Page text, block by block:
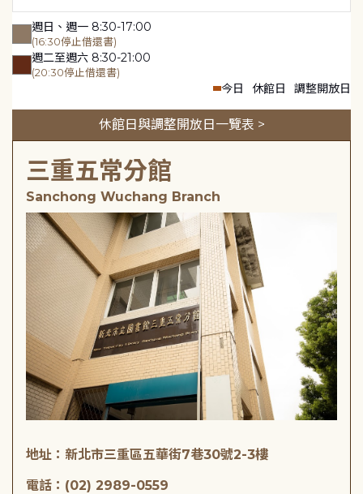
週日、週一 8:30-17:00
(16:30停止借還書)
週二至週六 8:30-21:00
(20:30停止借還書)
今日 休館日 調整開放日
休館日與調整開放日一覽表 >
三重五常分館
Sanchong Wuchang Branch
地址：新北市三重區五華街7巷30號2-3樓
電話：(02) 2989-0559